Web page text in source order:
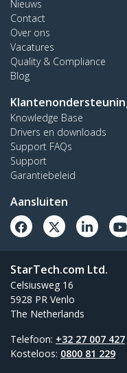
Nieuws
Contact
Over ons
Vacatures
Quality & Compliance
Blog
Knowledge Base
Drivers en downloads
Support FAQs
Support
Garantiebeleid
Aansluiten
StarTech.com Ltd.
Celsiusweg 16
5928 PR Venlo
The Netherlands
Telefoon: +32 27 007 427
Kosteloos: 0800 81 229